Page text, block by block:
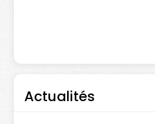
Actualités